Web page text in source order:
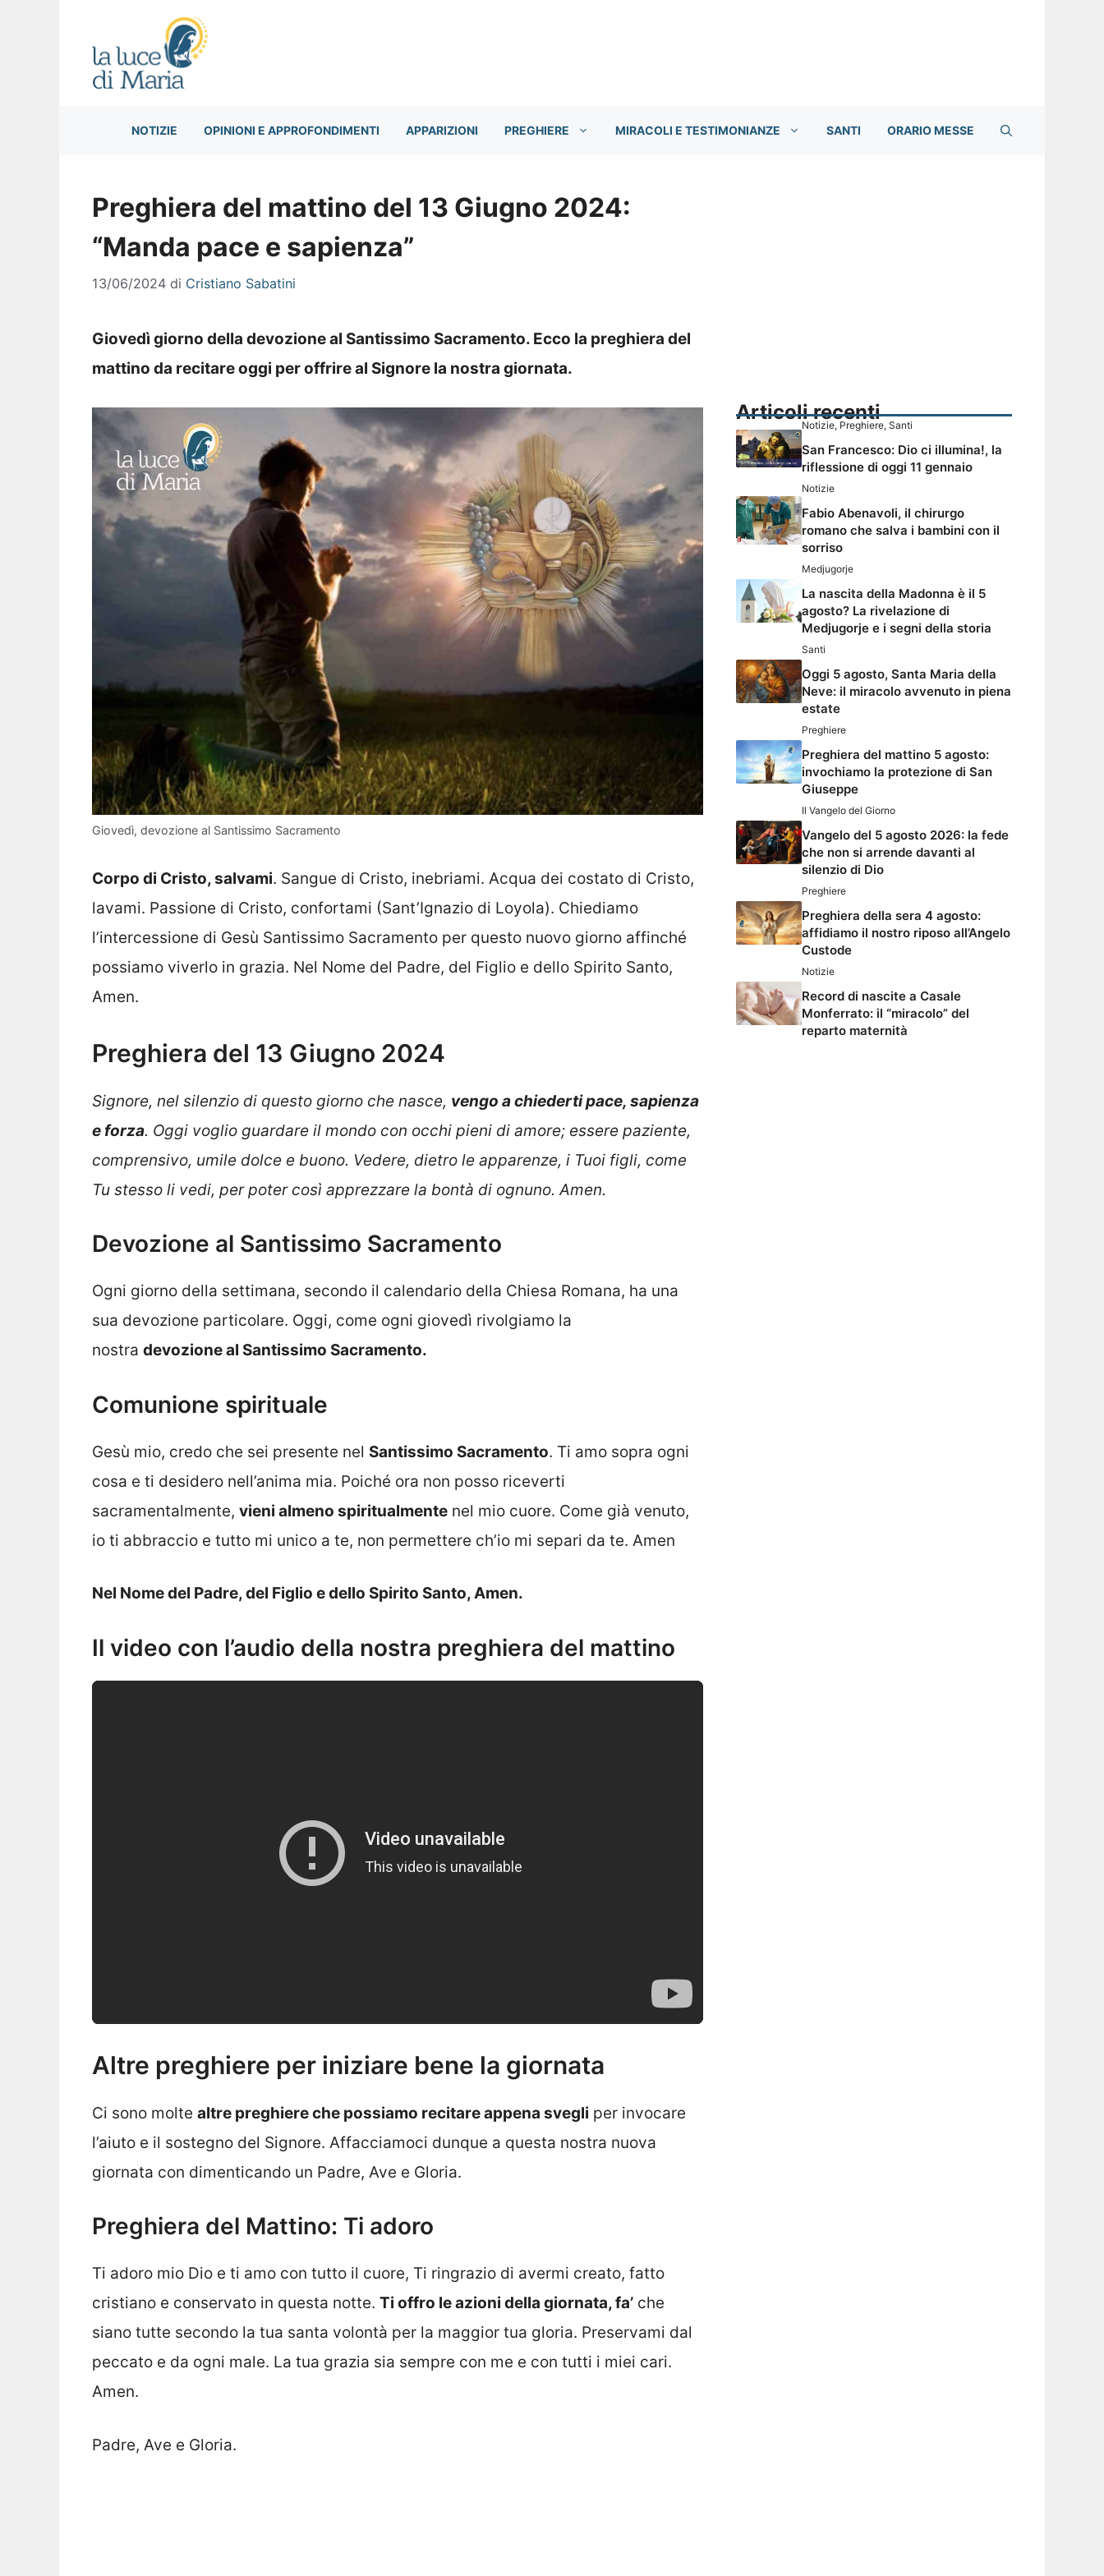
NOTIZIE OPINIONI E APPROFONDIMENTI APPARIZIONI PREGHIERE MIRACOLI E TESTIMONIANZE SANTI ORARIO MESSE
Preghiera del mattino del 13 Giugno 2024:
“Manda pace e sapienza”
13/06/2024 di Cristiano Sabatini
Giovedì giorno della devozione al Santissimo Sacramento. Ecco la preghiera del
mattino da recitare oggi per offrire al Signore la nostra giornata.
Giovedì, devozione al Santissimo Sacramento
Corpo di Cristo, salvami. Sangue di Cristo, inebriami. Acqua dei costato di Cristo,
lavami. Passione di Cristo, confortami (Sant’Ignazio di Loyola). Chiediamo
l’intercessione di Gesù Santissimo Sacramento per questo nuovo giorno affinché
possiamo viverlo in grazia. Nel Nome del Padre, del Figlio e dello Spirito Santo,
Amen.
Preghiera del 13 Giugno 2024
Signore, nel silenzio di questo giorno che nasce, vengo a chiederti pace, sapienza
e forza. Oggi voglio guardare il mondo con occhi pieni di amore; essere paziente,
comprensivo, umile dolce e buono. Vedere, dietro le apparenze, i Tuoi figli, come
Tu stesso li vedi, per poter così apprezzare la bontà di ognuno.Amen.
Devozione al Santissimo Sacramento
Ogni giorno della settimana, secondo il calendario della Chiesa Romana, ha una
sua devozione particolare. Oggi, come ogni giovedì rivolgiamo la
nostra devozione al Santissimo Sacramento.
Comunione spirituale
Gesù mio, credo che sei presente nel Santissimo Sacramento. Ti amo sopra ogni
cosa e ti desidero nell’anima mia. Poiché ora non posso riceverti
sacramentalmente, vieni almeno spiritualmente nel mio cuore. Come già venuto,
io ti abbraccio e tutto mi unico a te, non permettere ch’io mi separi da te. Amen
Nel Nome del Padre, del Figlio e dello Spirito Santo, Amen.
Il video con l’audio della nostra preghiera del mattino
Altre preghiere per iniziare bene la giornata
Ci sono molte altre preghiere che possiamo recitare appena svegli per invocare
l’aiuto e il sostegno del Signore. Affacciamoci dunque a questa nostra nuova
giornata con dimenticando un Padre, Ave e Gloria.
Preghiera del Mattino: Ti adoro
Ti adoro mio Dio e ti amo con tutto il cuore, Ti ringrazio di avermi creato, fatto
cristiano e conservato in questa notte. Ti offro le azioni della giornata, fa’ che
siano tutte secondo la tua santa volontà per la maggior tua gloria. Preservami dal
peccato e da ogni male. La tua grazia sia sempre con me e con tutti i miei cari.
Amen.
Padre, Ave e Gloria.
Articoli recenti
Notizie, Preghiere, Santi
San Francesco: Dio ci illumina!, la
riflessione di oggi 11 gennaio
Notizie
Fabio Abenavoli, il chirurgo
romano che salva i bambini con il
sorriso
Medjugorje
La nascita della Madonna è il 5
agosto? La rivelazione di
Medjugorje e i segni della storia
Santi
Oggi 5 agosto, Santa Maria della
Neve: il miracolo avvenuto in piena
estate
Preghiere
Preghiera del mattino 5 agosto:
invochiamo la protezione di San
Giuseppe
Il Vangelo del Giorno
Vangelo del 5 agosto 2026: la fede
che non si arrende davanti al
silenzio di Dio
Preghiere
Preghiera della sera 4 agosto:
affidiamo il nostro riposo all’Angelo
Custode
Notizie
Record di nascite a Casale
Monferrato: il “miracolo” del
reparto maternità